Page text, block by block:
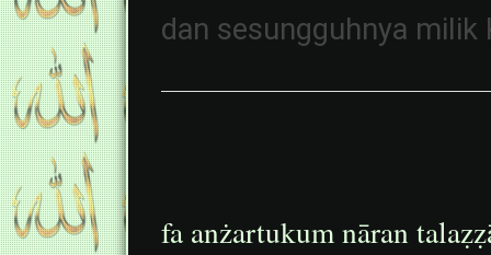
dan sesungguhnya
fa anżartukum nāran